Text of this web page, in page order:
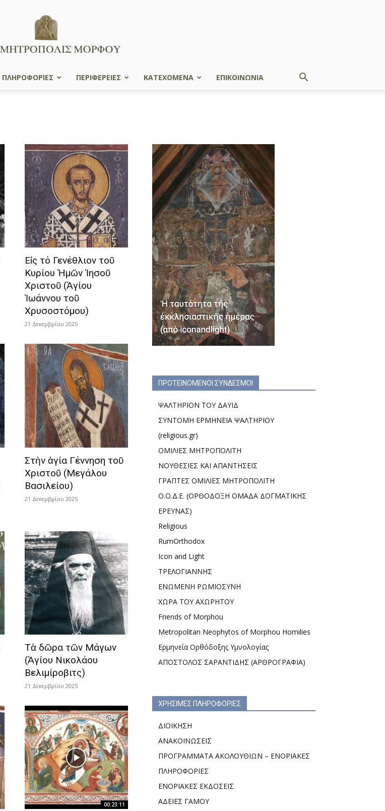
Μητρόπολις
Μόρφου
ΠΛΗΡΟΦΟΡΙΕΣ ΠΕΡΙΦΕΡΕΙΕΣ ΚΑΤΕΧΟΜΕΝΑ ΕΠΙΚΟΙΝΩΝΙΑ
Εἰς τό Γενέθλιον τοῦ
Κυρίου Ἡμῶν Ἰησοῦ
Χριστοῦ (Ἁγίου
Ἰωάννου τοῦ
Χρυσοστόμου)
21 Δεκεμβρίου 2025
Στὴν ἁγία Γέννηση τοῦ
Χριστοῦ (Μεγάλου
Βασιλείου)
21 Δεκεμβρίου 2025
Τὰ δῶρα τῶν Μάγων
(Ἁγίου Νικολάου
Βελιμίροβιτς)
21 Δεκεμβρίου 2025
00:23:11
ΠΡΟΤΕΙΝΟΜΕΝΟΙ ΣΥΝΔΕΣΜΟΙ
ΨΑΛΤΗΡΙΟΝ ΤΟΥ ΔΑΥΙΔ
ΣΥΝΤΟΜΗ ΕΡΜΗΝΕΙΑ ΨΑΛΤΗΡΙΟΥ
(religious.gr)
ΟΜΙΛΙΕΣ ΜΗΤΡΟΠΟΛΙΤΗ
ΝΟΥΘΕΣΙΕΣ ΚΑΙ ΑΠΑΝΤΗΣΕΙΣ
ΓΡΑΠΤΕΣ ΟΜΙΛΙΕΣ ΜΗΤΡΟΠΟΛΙΤΗ
Ο.Ο.Δ.Ε. (ΟΡΘΟΔΟΞΗ ΟΜΑΔΑ ΔΟΓΜΑΤΙΚΗΣ
ΕΡΕΥΝΑΣ)
Religious
RumOrthodox
Icon and Light
ΤΡΕΛΟΓΙΑΝΝΗΣ
ΕΝΩΜΕΝΗ ΡΩΜΙΟΣΥΝΗ
ΧΩΡΑ ΤΟΥ ΑΧΩΡΗΤΟΥ
Friends of Morphou
Metropolitan Neophytos of Morphou Homilies
Ερμηνεία Ορθόδοξης Υμνολογίας
ΑΠΟΣΤΟΛΟΣ ΣΑΡΑΝΤΙΔΗΣ (ΑΡΘΡΟΓΡΑΦΙΑ)
ΧΡΗΣΙΜΕΣ ΠΛΗΡΟΦΟΡΙΕΣ
ΔΙΟΙΚΗΣΗ
ΑΝΑΚΟΙΝΩΣΕΙΣ
ΠΡΟΓΡΑΜΜΑΤΑ ΑΚΟΛΟΥΘΙΩΝ – ΕΝΟΡΙΑΚΕΣ
ΠΛΗΡΟΦΟΡΙΕΣ
ΕΝΟΡΙΑΚΕΣ ΕΚΔΟΣΕΙΣ
ΑΔΕΙΕΣ ΓΑΜΟΥ